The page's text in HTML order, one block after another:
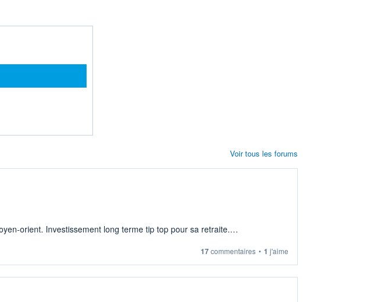
orient. Investissement long terme tip top pour sa retraite.
17commentaires • 1 j'aime
Voir tous les forums